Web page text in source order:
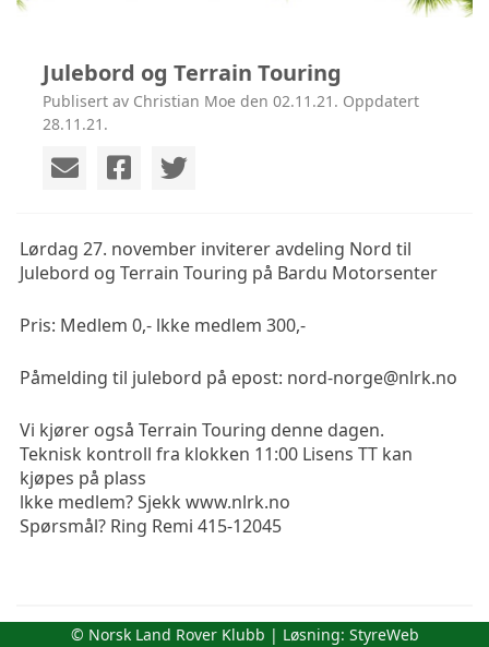
Julebord og Terrain Touring
Publisert av Christian Moe den 02.11.21. Oppdatert
28.11.21.
Lørdag 27. november inviterer avdeling Nord til
Julebord og Terrain Touring på Bardu Motorsenter
Pris: Medlem 0,- lkke medlem 300,-
Påmelding til julebord på epost: nord-norge@nlrk.no
Vi kjører også Terrain Touring denne dagen.
Teknisk kontroll fra klokken 11:00 Lisens TT kan
kjøpes på plass
lkke medlem? Sjekk www.nlrk.no
Spørsmål? Ring Remi 415-12045
Årsmøtepapirer 2026
© Norsk Land Rover Klubb | Løsning: StyreWeb